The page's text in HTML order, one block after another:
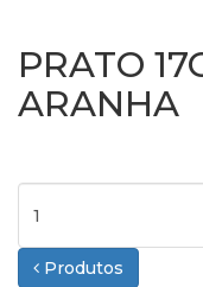
PRATO
ARANHA
Produtos